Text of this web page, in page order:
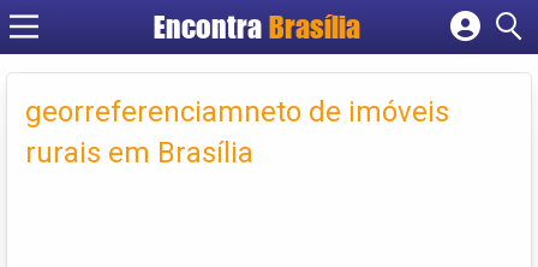
EncontraBrasília
Cadastrar empresa
Criar conta
georreferenciamneto de imóveis
rurais em Brasília